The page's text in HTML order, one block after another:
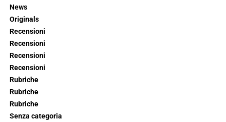
News
Originals
Recensioni
Recensioni
Recensioni
Recensioni
Rubriche
Rubriche
Rubriche
Senza categoria